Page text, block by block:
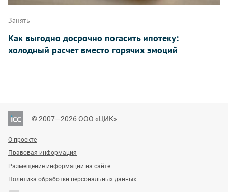
Занять
Как выгодно досрочно погасить ипотеку:
холодный расчет вместо горячих эмоций
© 2007—2026 ООО «ЦИК»
О проекте
Правовая информация
Размещение информации на сайте
Политика обработки персональных данных